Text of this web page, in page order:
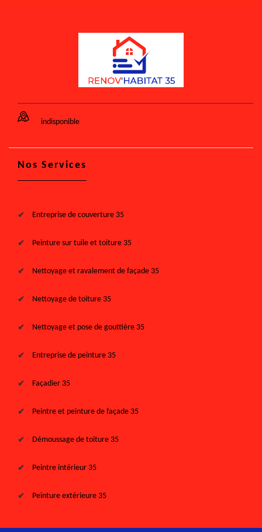
indisponible
Nos Services
Entreprise de couverture 35
Peinture sur tuile et toiture 35
Nettoyage et ravalement de façade 35
Nettoyage de toiture 35
Nettoyage et pose de gouttière 35
Entreprise de peinture 35
Façadier 35
Peintre et peinture de façade 35
Démoussage de toiture 35
Peintre intérieur 35
Peinture extérieure 35